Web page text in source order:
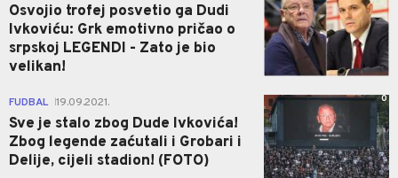
Osvojio trofej posvetio ga Dudi
Ivkoviću: Grk emotivno pričao o
srpskoj LEGENDI - Zato je bio
velikan!
FUDBAL 19.09.2021.
Sve je stalo zbog Dude Ivkovića!
Zbog legende zaćutali i Grobari i
Delije, cijeli stadion! (FOTO)
0